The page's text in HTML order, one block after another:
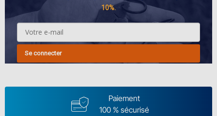
10%.
Se connecter
Paiement
100 % sécurisé